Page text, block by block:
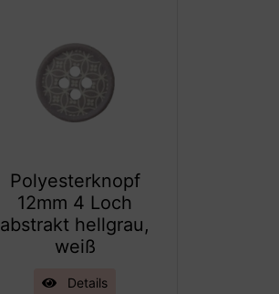
Polyesterknopf
12mm 4 Loch
abstrakt hellgrau,
weiß
Details